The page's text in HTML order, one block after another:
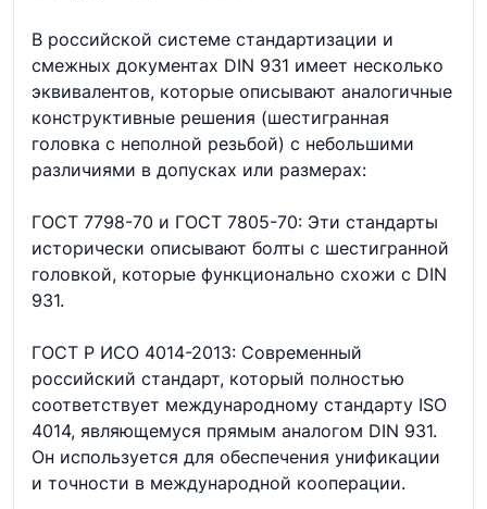
В российской системе стандартизации и
смежных документах DIN 931 имеет несколько
эквивалентов, которые описывают аналогичные
конструктивные решения (шестигранная
головка с неполной резьбой) с небольшими
различиями в допусках или размерах:
ГОСТ 7798-70 и ГОСТ 7805-70: Эти стандарты
исторически описывают болты с шестигранной
головкой, которые функционально схожи с DIN
931.
ГОСТ Р ИСО 4014-2013: Современный
российский стандарт, который полностью
соответствует международному стандарту ISO
4014, являющемуся прямым аналогом DIN 931.
Он используется для обеспечения унификации
и точности в международной кооперации.